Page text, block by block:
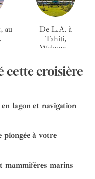
au
De L.A. à
Tahiti,
Welcom...
cette croisière
lagon et navigation
plongée à votre
mammifères marins